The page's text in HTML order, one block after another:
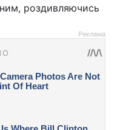
роздивляючись
Реклама